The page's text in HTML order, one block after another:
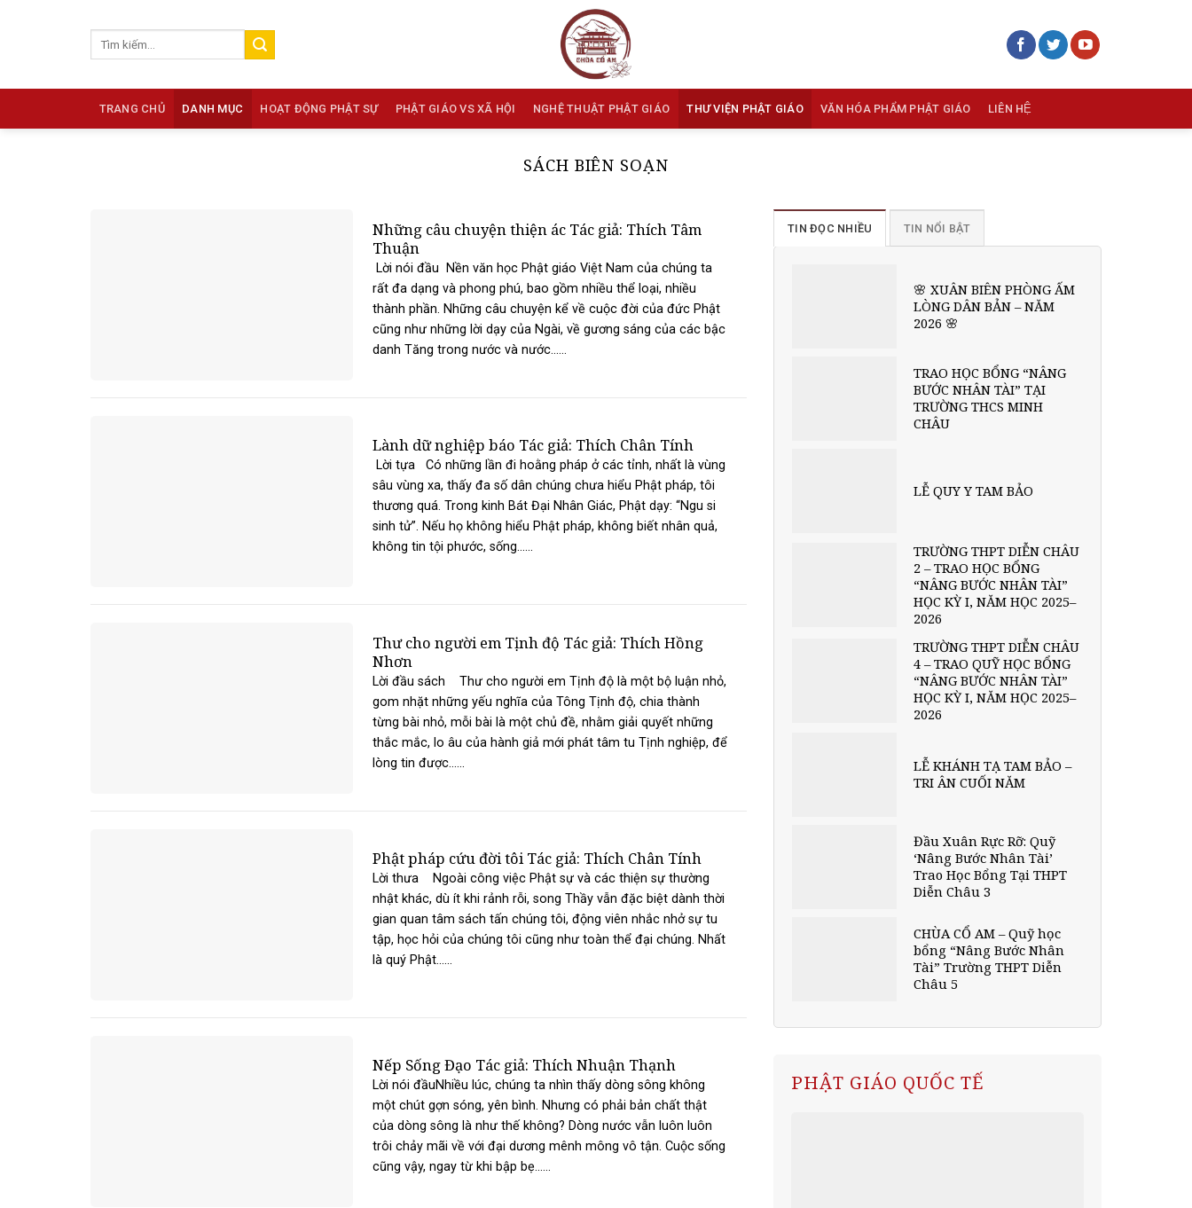
TRANG CHỦ DANH MỤC HOẠT ĐỘNG PHẬT SỰ PHẬT GIÁO VS XÃ HỘI NGHỆ THUẬT PHẬT GIÁO THƯ VIỆN PHẬT GIÁO VĂN HÓA PHẨM PHẬT GIÁO LIÊN HỆ
SÁCH BIÊN SOẠN
Những câu chuyện thiện ác Tác giả: Thích Tâm
Thuận
Lời nói đầu Nền văn học Phật giáo Việt Nam của chúng ta
rất đa dạng và phong phú, bao gồm nhiều thể loại, nhiều
thành phần. Những câu chuyện kể về cuộc đời của đức Phật
cũng như những lời dạy của Ngài, về gương sáng của các bậc
danh Tăng trong nước và nước......
Lành dữ nghiệp báo Tác giả: Thích Chân Tính
Lời tựa Có những lần đi hoằng pháp ở các tỉnh, nhất là vùng
sâu vùng xa, thấy đa số dân chúng chưa hiểu Phật pháp, tôi
thương quá. Trong kinh Bát Đại Nhân Giác, Phật dạy: “Ngu si
sinh tử”. Nếu họ không hiểu Phật pháp, không biết nhân quả,
không tin tội phước, sống......
Thư cho người em Tịnh độ Tác giả: Thích Hồng
Nhơn
Lời đầu sách Thư cho người em Tịnh độ là một bộ luận nhỏ,
gom nhặt những yếu nghĩa của Tông Tịnh độ, chia thành
từng bài nhỏ, mỗi bài là một chủ đề, nhằm giải quyết những
thắc mắc, lo âu của hành giả mới phát tâm tu Tịnh nghiệp, để
lòng tin được......
Phật pháp cứu đời tôi Tác giả: Thích Chân Tính
Lời thưa Ngoài công việc Phật sự và các thiện sự thường
nhật khác, dù ít khi rảnh rỗi, song Thầy vẫn đặc biệt dành thời
gian quan tâm sách tấn chúng tôi, động viên nhắc nhở sự tu
tập, học hỏi của chúng tôi cũng như toàn thể đại chúng. Nhất
là quý Phật......
Nếp Sống Đạo Tác giả: Thích Nhuận Thạnh
Lời nói đầuNhiều lúc, chúng ta nhìn thấy dòng sông không
một chút gợn sóng, yên bình. Nhưng có phải bản chất thật
của dòng sông là như thế không? Dòng nước vẫn luôn luôn
trôi chảy mãi về với đại dương mênh mông vô tận. Cuộc sống
cũng vậy, ngay từ khi bập bẹ......
TIN ĐỌC NHIỀU TIN NỔI BẬT
🌸 XUÂN BIÊN PHÒNG ẤM
LÒNG DÂN BẢN – NĂM
2026 🌸
TRAO HỌC BỔNG “NÂNG
BƯỚC NHÂN TÀI” TẠI
TRƯỜNG THCS MINH
CHÂU
LỄ QUY Y TAM BẢO
TRƯỜNG THPT DIỄN CHÂU
2 – TRAO HỌC BỔNG
“NÂNG BƯỚC NHÂN TÀI”
HỌC KỲ I, NĂM HỌC 2025–
2026
TRƯỜNG THPT DIỄN CHÂU
4 – TRAO QUỸ HỌC BỔNG
“NÂNG BƯỚC NHÂN TÀI”
HỌC KỲ I, NĂM HỌC 2025–
2026
LỄ KHÁNH TẠ TAM BẢO –
TRI ÂN CUỐI NĂM
Đầu Xuân Rực Rỡ: Quỹ
‘Nâng Bước Nhân Tài’
Trao Học Bổng Tại THPT
Diễn Châu 3
CHÙA CỔ AM – Quỹ học
bổng “Nâng Bước Nhân
Tài” Trường THPT Diễn
Châu 5
PHẬT GIÁO QUỐC TẾ